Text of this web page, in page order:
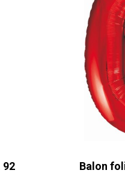
92
Balon